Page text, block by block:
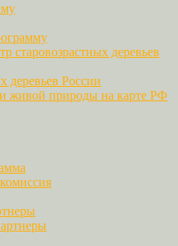
старовозрастных деревьев
деревьев России
живой природы на карте РФ